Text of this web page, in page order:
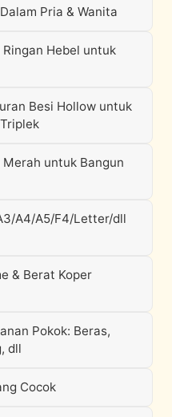
Pria & Wanita
Hebel untuk
Besi Hollow untuk
untuk Bangun
A4/A5/F4/Letter/dll
& Berat Koper
Pokok: Beras,
dll
Cocok